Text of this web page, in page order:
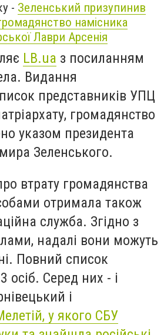
- Зеленський призупинив
намісника
Лаври Арсенія
LB.ua з посиланням
Видання
представників УПЦ
громадянство
указом президента
Зеленського.
втрату громадянства
отримала також
служба. Згідно з
надалі вони можуть
Повний список
осіб. Серед них - і
і
у якого СБУ